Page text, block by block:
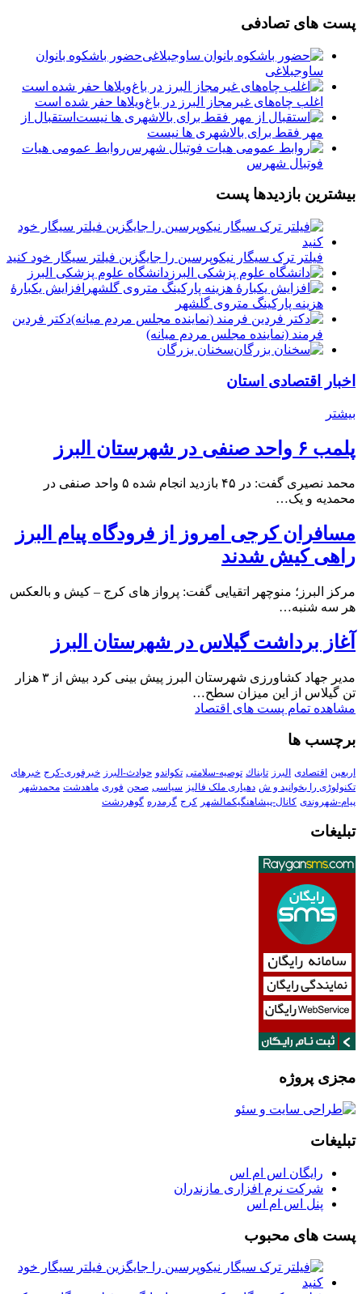
پست های تصادفی
حضور باشکوه بانوان
ساوجبلاغی
اغلب چاه‌های غیرمجاز البرز در باغ‌ویلاها حفر شده‌ است
استقبال از
مهر فقط برای بالاشهری ها نیست
روابط عمومی هیات
فوتبال شهرس
بیشترین بازدیدها پست
فیلتر ترک سیگار نیکوپرسین را جایگزین فیلتر سیگار خود کنید
دانشگاه علوم پزشکی البرز
افزایش یکبارۀ
هزینه پارکینگ متروی گلشهر
دكتر فردين
فرمند (نماينده مجلس مردم میانه)
سخنان بزرگان
اخبار اقتصادی استان
بیشتر
پلمب ۶ واحد صنفی در شهرستان البرز
محمد نصیری گفت: در ۴۵ بازدید انجام شده ۵ واحد صنفی در
محمدیه و یک…
مسافران کرجی امروز از فرودگاه پیام البرز
راهی کیش شدند
مرکز البرز؛ منوچهر اتقیایی گفت: پرواز های کرج – کیش و بالعکس
هر سه شنبه…
آغاز برداشت گیلاس در شهرستان البرز
مدیر جهاد کشاورزی شهرستان البرز پیش بینی کرد بیش از ۳ هزار
تن گیلاس از این میزان سطح…
مشاهده تمام پست های اقتصاد
برچسب ها
اربعین اقتصادی البرز تابناك توصیه-سلامتی تکواندو حوادث-البرز خبرفوری-کرج خبرهای
تکنولوڑی را بخوانید و ش دهیاری ملک فالیز سیاسی صحن فوری ماهدشت محمدشهر
پیام-شهروندی کانال-پیشاهنگیکمالشهر کرج گرمدره گوهردشت
تبلیغات
مجزی پروژه
تبلیغات
رایگان اس ام اس
شرکت نرم افزاری مازندران
پنل اس ام اس
پست های محبوب